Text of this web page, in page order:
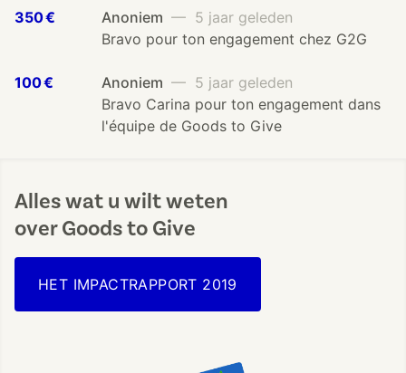
350 € Anoniem — 5 jaar geleden
Bravo pour ton engagement chez G2G
100 € Anoniem — 5 jaar geleden
Bravo Carina pour ton engagement dans
l'équipe de Goods to Give
Alles wat u wilt weten
over Goods to Give
HET IMPACTRAPPORT 2019